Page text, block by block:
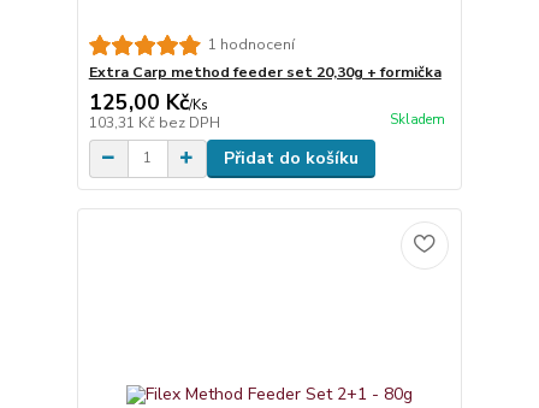
1 hodnocení
Extra Carp method feeder set 20,30g + formička
125,00 Kč/Ks
103,31 Kč bez DPH Skladem
Přidat do košíku